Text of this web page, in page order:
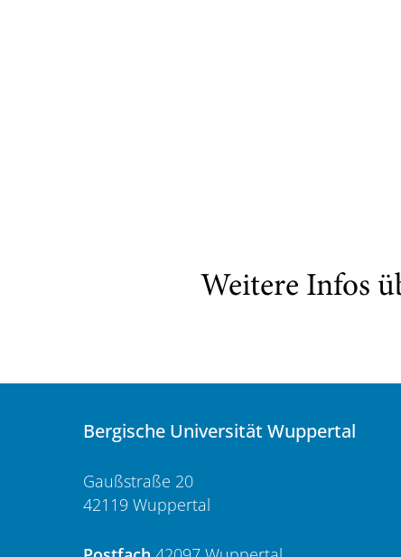
Weitere Infos
Bergische Universität Wuppertal
Gaußstraße 20
42119 Wuppertal